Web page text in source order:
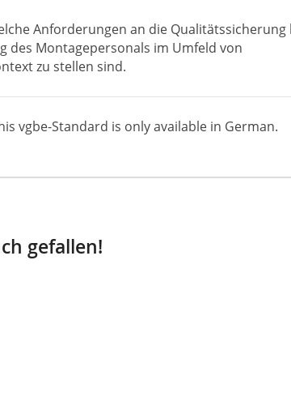
Anforderungen an die Qualitätssicherung
des Montagepersonals im Umfeld von
zu stellen sind.
vgbe-Standard is only available in German.
gefallen!